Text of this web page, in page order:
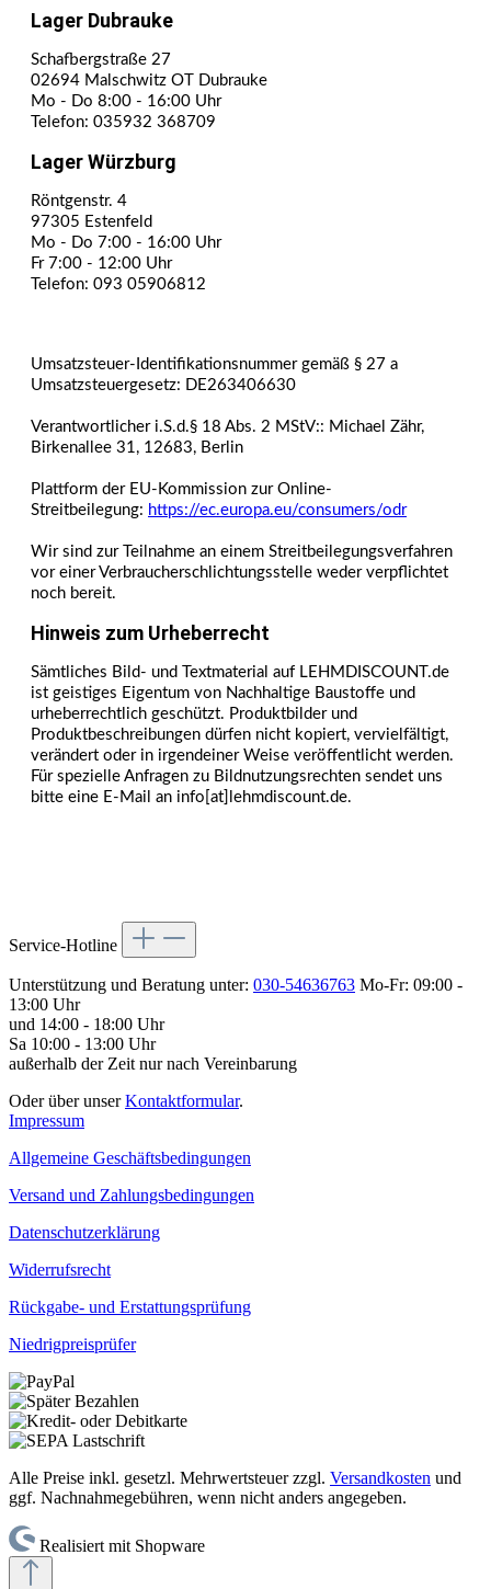
Lager Dubrauke
Schafbergstraße 27
02694 Malschwitz OT Dubrauke
Mo - Do 8:00 - 16:00 Uhr
Telefon: 035932 368709
Lager Würzburg
Röntgenstr. 4
97305 Estenfeld
Mo - Do 7:00 - 16:00 Uhr
Fr 7:00 - 12:00 Uhr
Telefon: 093 05906812
Umsatzsteuer-Identifikationsnummer gemäß § 27 a
Umsatzsteuergesetz: DE263406630
Verantwortlicher i.S.d.§ 18 Abs. 2 MStV:: Michael Zähr,
Birkenallee 31, 12683, Berlin
Plattform der EU-Kommission zur Online-
Streitbeilegung: https://ec.europa.eu/consumers/odr
Wir sind zur Teilnahme an einem Streitbeilegungsverfahren
vor einer Verbraucherschlichtungsstelle weder verpflichtet
noch bereit.
Hinweis zum Urheberrecht
Sämtliches Bild- und Textmaterial auf LEHMDISCOUNT.de
ist geistiges Eigentum von Nachhaltige Baustoffe und
urheberrechtlich geschützt. Produktbilder und
Produktbeschreibungen dürfen nicht kopiert, vervielfältigt,
verändert oder in irgendeiner Weise veröffentlicht werden.
Für spezielle Anfragen zu Bildnutzungsrechten sendet uns
bitte eine E-Mail an info[at]lehmdiscount.de.
Service-Hotline
Unterstützung und Beratung unter: 030-54636763 Mo-Fr: 09:00 -
13:00 Uhr
und 14:00 - 18:00 Uhr
Sa 10:00 - 13:00 Uhr
außerhalb der Zeit nur nach Vereinbarung
Oder über unserKontaktformular.
Impressum
Allgemeine Geschäftsbedingungen
Versand und Zahlungsbedingungen
Datenschutzerklärung
Widerrufsrecht
Rückgabe- und Erstattungsprüfung
Niedrigpreisprüfer
Alle Preise inkl. gesetzl. Mehrwertsteuer zzgl. Versandkosten und
ggf. Nachnahmegebühren, wenn nicht anders angegeben.
Realisiert mit Shopware